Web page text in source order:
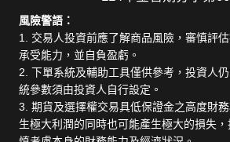
風險警語：
1. 交易人投資前應了解商品風險，審慎評
承受能力，並自負盈虧。
2. 下單系統及輔助工具僅供參考，投資人
統參數須由投資人自行設定。
3. 期貨及選擇權交易具低保證金之高度財
生極大利潤的同時也可能產生極大的損失